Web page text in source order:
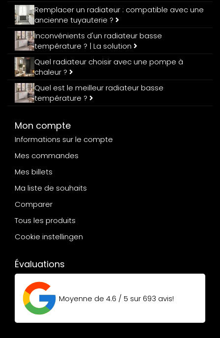
Remplacer un radiateur : compatible avec une
ancienne tuyauterie ?
Inconvénients d'un radiateur basse
température ? | La solution
Quel radiateur choisir avec une pompe à
chaleur ?
Quel est le meilleur radiateur basse
température ?
Mon compte
Informations sur le compte
Mes commandes
Mes billets
Ma liste de souhaits
Comparer
Tous les produits
Cookie instellingen
Évaluations
Moyenne de 4.6 / 5 sur693 avis!